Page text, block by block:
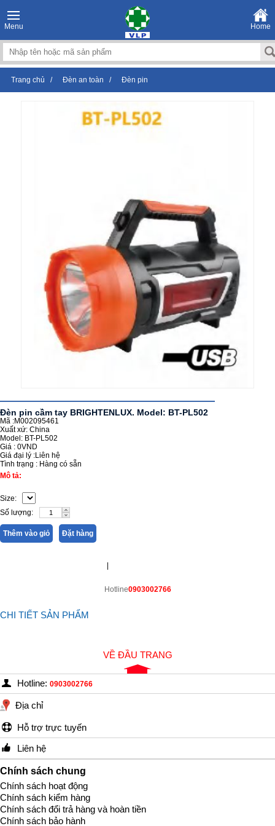
Menu Home
Trang chủ / Đèn an toàn / Đèn pin
Đèn pin cầm tay BRIGHTENLUX. Model: BT-PL502
Mã :M002095461
Xuất xứ: China
Model: BT-PL502
Giá : 0VND
Giá đại lý :Liên hệ
Tình trạng : Hàng có sẵn
Mô tả:
Size:
Số lượng:
Thêm vào giỏ Đặt hàng
|
Hotline0903002766
CHI TIẾT SẢN PHẨM
VỀ ĐẦU TRANG
Hotline: 0903002766
Địa chỉ
Hỗ trợ trực tuyến
Liên hệ
Chính sách chung
Chính sách hoạt động
Chính sách kiểm hàng
Chính sách đổi trả hàng và hoàn tiền
Chính sách bảo hành